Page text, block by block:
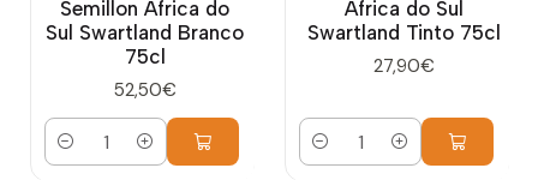
Semillon África do
Sul Swartland Branco
75cl
52,50€
Quantidade
África do Sul
Swartland Tinto 75cl
27,90€
Quantidade